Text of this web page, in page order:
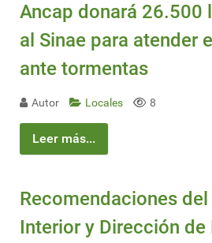
Ancap donará 26.500
al Sinae para atender
ante tormentas
Autor Locales 8
Leer más...
Recomendaciones
Interior y Dirección de